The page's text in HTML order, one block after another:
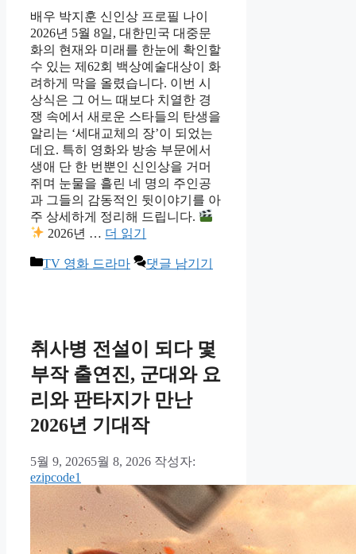
배우 박지훈 신인상 프로필 나이
2026년 5월 8일, 대한민국 대중문
화의 현재와 미래를 한눈에 확인할
수 있는 제62회 백상예술대상이 화
려하게 막을 올렸습니다. 이번 시
상식은 그 어느 때보다 치열한 경
쟁 속에서 새로운 스타들의 탄생을
알리는 ‘세대교체의 장’이 되었는
데요. 특히 영화와 방송 부문에서
생애 단 한 번뿐인 신인상을 거머
쥐며 눈물을 흘린 네 명의 주인공
과 그들의 감동적인 뒷이야기를 아
주 상세하게 정리해 드립니다.
2026년 … 더 읽기
카
TV 영화 드라마 댓글 남기기
취사병 전설이 되다 몇
부작 출연진, 군대와 요
리와 판타지가 만난
2026년 기대작
5월 9, 20265월 8, 2026 작성자:
ezipcode1